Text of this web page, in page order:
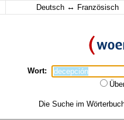
Deutsch ↔ Französisch
Wort:
Die Suche im